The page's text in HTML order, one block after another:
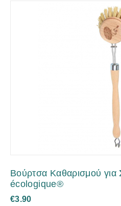
Βούρτσα Καθαρισμού
écologique®
€3.90